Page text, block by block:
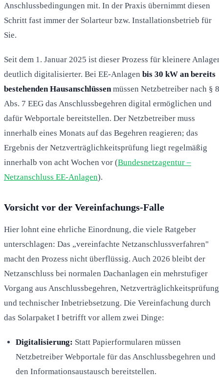
Anschlussbedingungen mit. In der Praxis übernimmt diesen
Schritt fast immer der Solarteur bzw. Installationsbetrieb für
Sie.
Seit dem 1. Januar 2025 ist dieser Prozess für kleinere
deutlich digitalisierter. Bei EE-Anlagen bis 30 kW an bereits
bestehenden Hausanschlüssen müssen Netzbetreiber nach § 8
Abs. 7 EEG das Anschlussbegehren digital ermöglichen und
dafür Webportale bereitstellen. Der Netzbetreiber muss
innerhalb eines Monats auf das Begehren reagieren; das
Ergebnis der Netzverträglichkeitsprüfung liegt regelmäßig
innerhalb von acht Wochen vor (Bundesnetzagentur –
Netzanschluss EE-Anlagen).
Vorsicht vor der Vereinfachungs-Falle
Hier lohnt eine ehrliche Einordnung, die viele Ratgeber
unterschlagen: Das „vereinfachte Netzanschlussverfahren"
macht den Prozess nicht überflüssig. Auch 2026 bleibt der
Netzanschluss bei normalen Dachanlagen ein mehrstufiger
Vorgang aus Anschlussbegehren, Netzverträglichkeitsprüfung
und technischer Inbetriebsetzung. Die Vereinfachung durch
das Solarpaket I betrifft vor allem zwei Dinge:
Digitalisierung: Statt Papierformularen müssen
Netzbetreiber Webportale für das Anschlussbegehren und
den Informationsaustausch bereitstellen.